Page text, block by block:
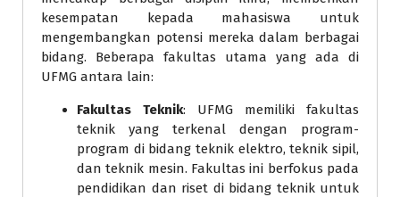
kesempatan kepada mahasiswa untuk
mengembangkan potensi mereka dalam berbagai
bidang. Beberapa fakultas utama yang ada di
UFMG antara lain:
Fakultas Teknik: UFMG memiliki fakultas
teknik yang terkenal dengan program-
program di bidang teknik elektro, teknik sipil,
dan teknik mesin. Fakultas ini berfokus pada
pendidikan dan riset di bidang teknik untuk